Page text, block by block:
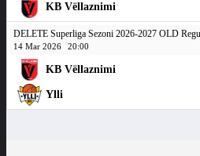
KB Vëllaznimi
DELETE Superliga Sezoni 2026-2027 OLD
14 Mar 2026 20:00
KB Vëllaznimi
Ylli